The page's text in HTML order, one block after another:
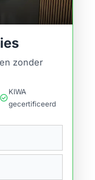
zonder
check_circle
KIWA
gecertificeerd